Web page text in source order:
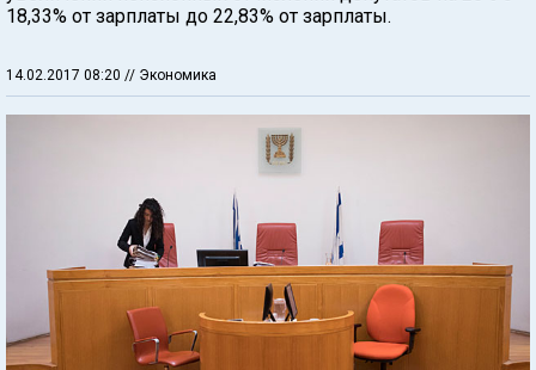
18,33% от зарплаты до 22,83% от зарплаты.
14.02.2017 08:20 // Экономика